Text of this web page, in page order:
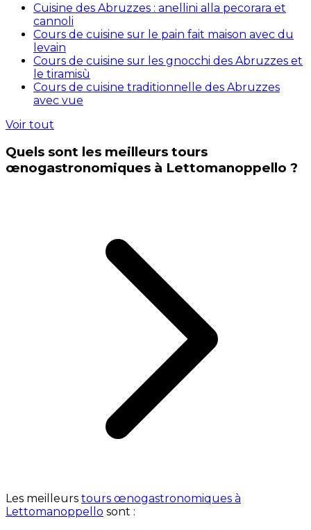
Cuisine des Abruzzes : anellini alla pecorara et
cannoli
Cours de cuisine sur le pain fait maison avec du
levain
Cours de cuisine sur les gnocchi des Abruzzes et
le tiramisù
Cours de cuisine traditionnelle des Abruzzes
avec vue
Voir tout
Quels sont les meilleurs tours
œnogastronomiques à Lettomanoppello ?
Les meilleurs tours œnogastronomiques à
Lettomanoppello sont :